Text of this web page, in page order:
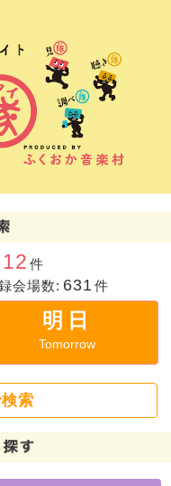
12 件
会場数: 631 件
明日
Tomorrow
索